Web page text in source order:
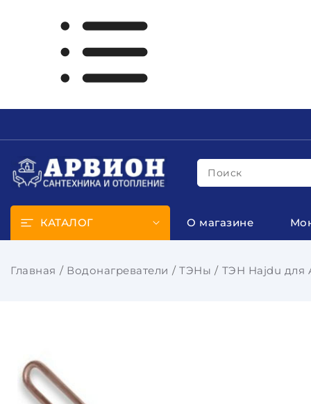
Поиск
КАТАЛОГ О магазине
Главная Водонагреватели ТЭНы ТЭН Hajdu для